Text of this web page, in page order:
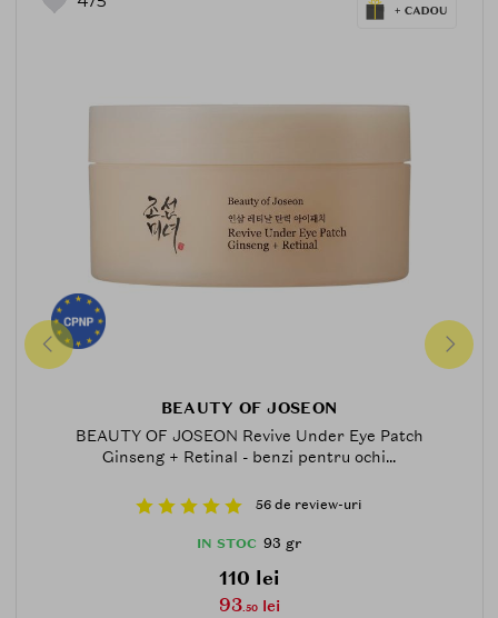
BEAUTY OF JOSEON
BEAUTY OF JOSEON Revive Under Eye Patch
Ginseng + Retinal - benzi pentru ochi...
56 de review-uri
IN STOC 93 gr
110 lei
93.50lei